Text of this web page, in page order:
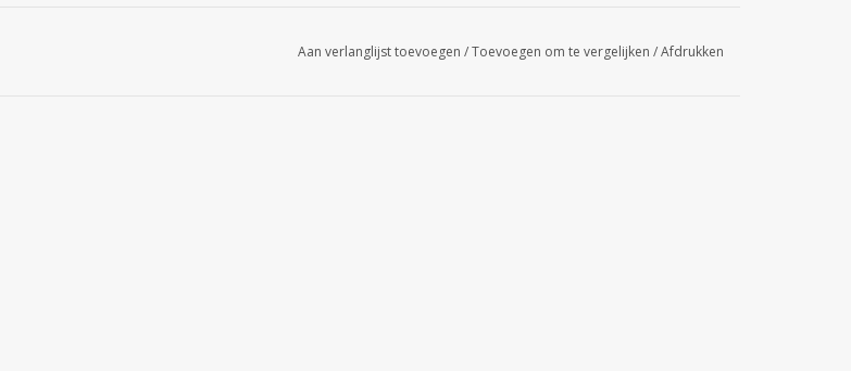
Aan verlanglijst toevoegen /Toevoegen om te vergelijken /Afdrukken